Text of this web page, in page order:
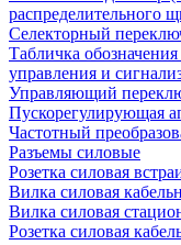
распределительного
Селекторный
Табличка
управления и
Управляющий
Пускорегулирующая
Частотный
Разъемы силовые
Розетка силовая
Вилка силовая
Вилка силовая
Розетка силовая